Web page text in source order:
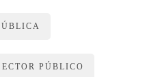
PÚBLICO